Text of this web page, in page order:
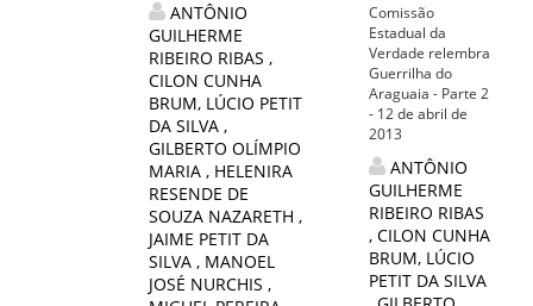
ANTÔNIO
GUILHERME
RIBEIRO RIBAS ,
CILON CUNHA
BRUM, LÚCIO PETIT
DA SILVA ,
GILBERTO OLÍMPIO
MARIA , HELENIRA
RESENDE DE
SOUZA NAZARETH ,
JAIME PETIT DA
SILVA , MANOEL
JOSÉ NURCHIS ,
Comissão
Estadual da
Verdade relembra
Guerrilha do
Araguaia - Parte 2
- 12 de abril de
2013
ANTÔNIO
GUILHERME
RIBEIRO RIBAS
,CILON CUNHA
BRUM, LÚCIO
PETIT DA SILVA